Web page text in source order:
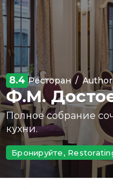
8.4 Ресторан /
Ф.М.
Полное собрание
кухни.
Бронируйте,